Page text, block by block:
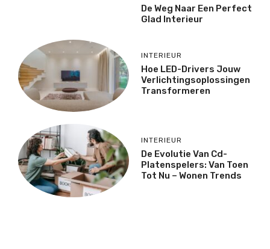
De Weg Naar Een Perfect
Glad Interieur
INTERIEUR
Hoe LED-Drivers Jouw
Verlichtingsoplossingen
Transformeren
INTERIEUR
De Evolutie Van Cd-
Platenspelers: Van Toen
Tot Nu – Wonen Trends